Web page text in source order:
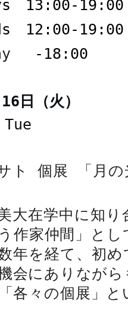
13:00-19:00
12:00-19:00
-18:00
16 日（火）
ト 個展 「月の
大在学中に知
作家仲間」と
年を経て、初
会にありなが
各々の個展」